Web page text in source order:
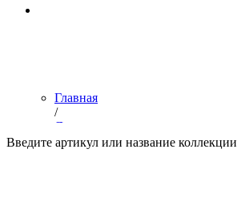
Главная
/
Дилерам
/
Введите артикул или название коллекции